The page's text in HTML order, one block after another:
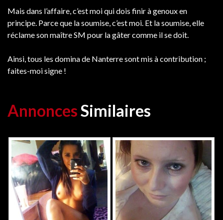
Mais dans l’affaire, c’est moi qui dois finir à genoux en
principe. Parce que la soumise, c’est moi. Et la soumise, elle
réclame son maître SM pour la gâter comme il se doit.
Ainsi, tous les domina de Nanterre sont mis à contribution ;
faites-moi signe !
AnnoncesSimilaires